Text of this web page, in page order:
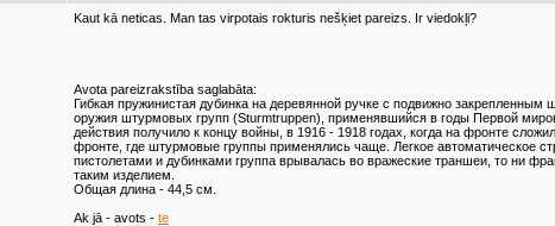
Kaut kā neticas. Man tas virpotais rokturis nešķiet pareizs. Ir viedokļi?
Avota pareizrakstība saglabāta:
Гибкая пружинистая дубинка на деревянной ручке с подвижно
оружия штурмовых групп (Sturmtruppen), применявшийся в годы Первой
действия получило к концу войны, в 1916 - 1918 годах, когда на фронте
фронте, где штурмовые группы применялись чаще. Легкое автоматическое
пистолетами и дубинками группа врывалась во вражеские траншеи, то ни
таким изделием.
Общая длина - 44,5 см.
Ak jā - avots - te